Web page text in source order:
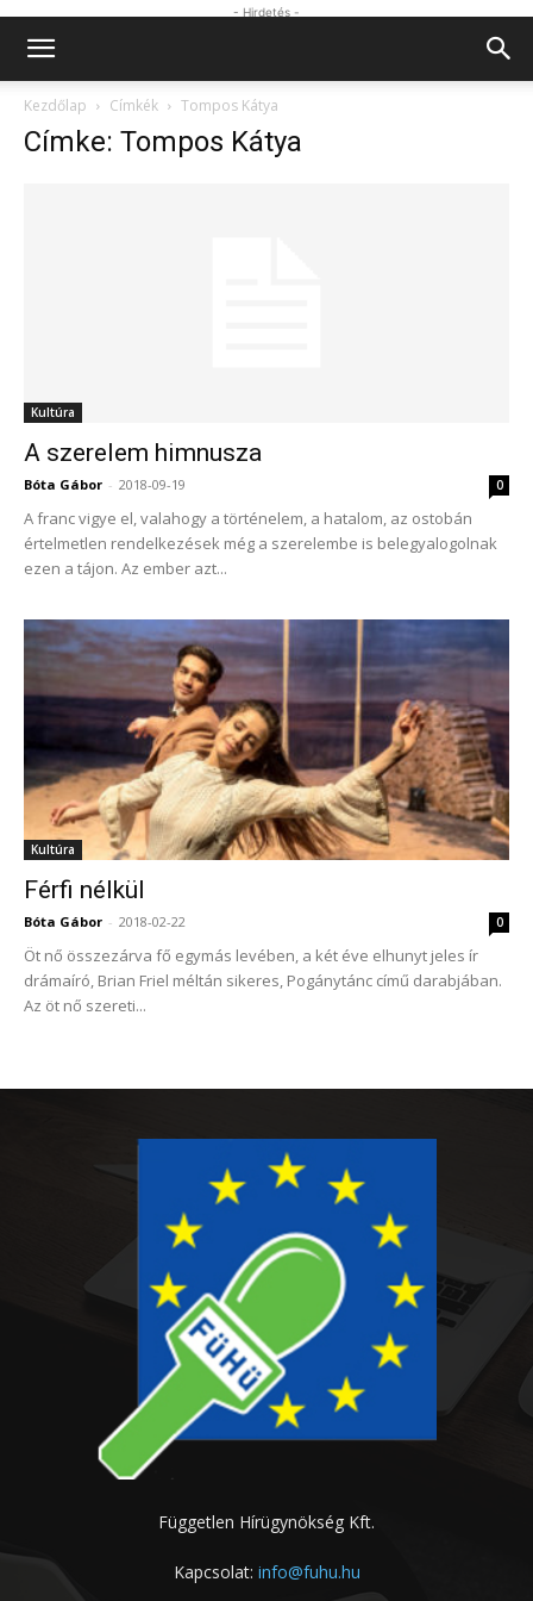
- Hirdetés -
Kezdőlap Címkék Tompos Kátya
Címke: Tompos Kátya
Kultúra
A szerelem himnusza
Bóta Gábor - 2018-09-19 0
A franc vigye el, valahogy a történelem, a hatalom, az ostobán
értelmetlen rendelkezések még a szerelembe is belegyalogolnak
ezen a tájon. Az ember azt...
Kultúra
Férfi nélkül
Bóta Gábor - 2018-02-22 0
Öt nő összezárva fő egymás levében, a két éve elhunyt jeles ír
drámaíró, Brian Friel méltán sikeres, Pogánytánc című darabjában.
Az öt nő szereti...
Független Hírügynökség Kft.
Kapcsolat: info@fuhu.hu